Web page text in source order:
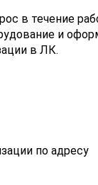
в течение
и
в ЛК.
по адресу